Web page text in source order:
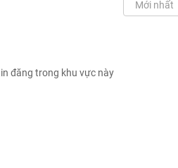
Mới nhất
đăng trong khu vực này